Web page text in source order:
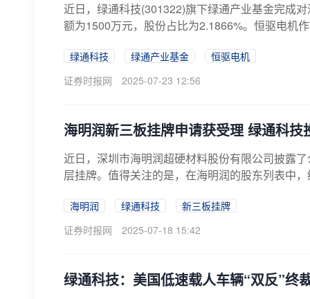
近日，绿通科技(301322)旗下绿通产业基金完成
额为1500万元，股份占比为2.1866%。恒驱电机
绿通科技 绿通产业基金
恒驱电机
证券时报网
2025-07-23 12:56
海明润新三板挂牌申请获受理 绿通科技
近日，深圳市海明润超硬材料股份有限公司披露
层挂牌。值得关注的是，在海明润的股东列表中
海明润 绿通科技
新三板挂牌
证券时报网
2025-07-18 15:42
绿通科技：美国低速载人车辆“双反”终